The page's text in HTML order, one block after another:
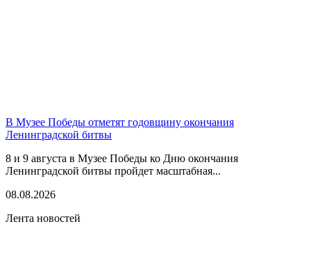
В Музее Победы отметят годовщину окончания
Ленинградской битвы
8 и 9 августа в Музее Победы ко Дню окончания
Ленинградской битвы пройдет масштабная...
08.08.2026
Лента новостей